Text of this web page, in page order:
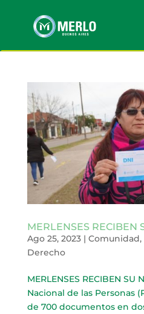
MERLENSES RECIBEN
Ago 25, 2023| Comunidad,
Derecho
MERLENSES RECIBEN
Nacional de las Personas
de 700 documentos en